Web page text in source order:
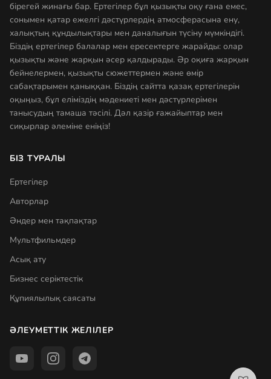
бірегей жинағы бар. Ертегілер бұл қызықты оқу ғана емес,
сонымен қатар ежелгі дәстүрлердің атмосферасына ену,
халықтың құндылықтары мен даналығын түсіну мүмкіндігі.
Біздің ертегілер балалар мен ересектерге жарайды: олар
қызықты және жарқын әсер қалдырады. Әр оқиға жарқын
бейнелермен, қызықты сюжеттермен және өмір
сабақтарымен қаныққан. Біздің сайтта қазақ ертегілерін
оқыңыз, бұл еліміздің мәдениеті мен дәстүрлерімен
танысудың тамаша тәсілі. Дәл қазір ғажайыптар мен
сиқырлар әлеміне еніңіз!
БІЗ ТУРАЛЫ
Ертегілер
Авторлар
Әндер мен тақпақтар
Мультфильмдер
Асық ату
Бизнес серіктестік
Құпиялылық саясаты
ӘЛЕУМЕТТІК ЖЕЛІЛЕР